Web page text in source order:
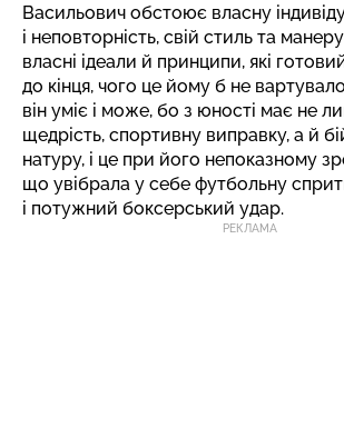
Васильович обстоює власну
і неповторність, свій стиль та манеру
власні ідеали й принципи, які
до кінця, чого це йому б не
він уміє і може, бо з юності має не
щедрість, спортивну виправку, а й
натуру, і це при його непоказному
що увібрала у себе футбольну
і потужний боксерський удар.
РЕКЛАМА